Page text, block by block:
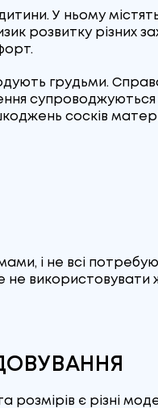
У ньому
розвитку різних
грудьми.
сосків
і не всі
використовувати
розмірів є різні